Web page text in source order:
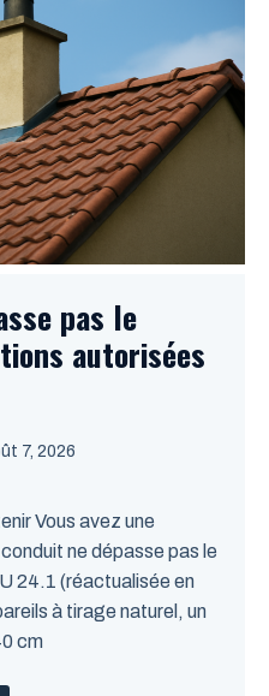
pas le
autorisées
7, 2026
Vous avez une
ne dépasse pas le
24.1 (réactualisée en
à tirage naturel, un
cm